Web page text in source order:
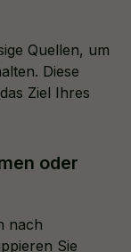
Quellen, um
Diese
Ziel Ihres
oder
nach
Sie